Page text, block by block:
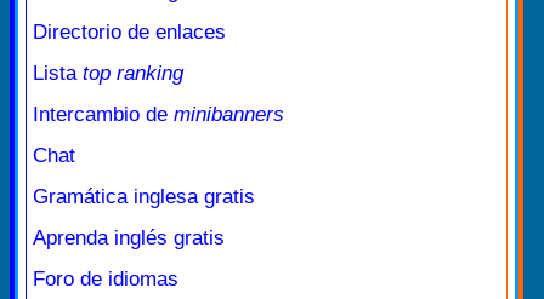
Directorio de enlaces
Lista top ranking
Intercambio de minibanners
Chat
Gramática inglesa gratis
Aprenda inglés gratis
Foro de idiomas